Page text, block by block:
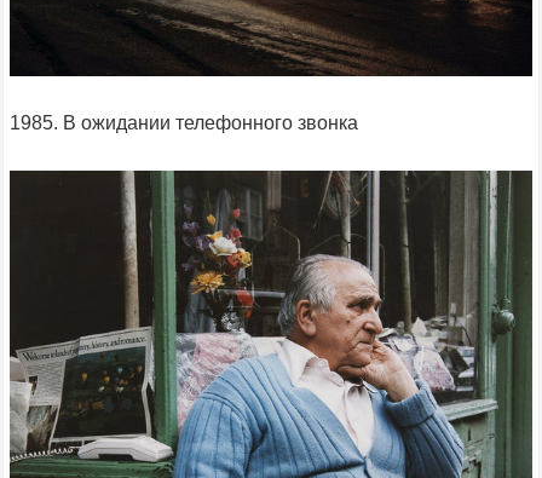
1985. В ожидании телефонного звонка